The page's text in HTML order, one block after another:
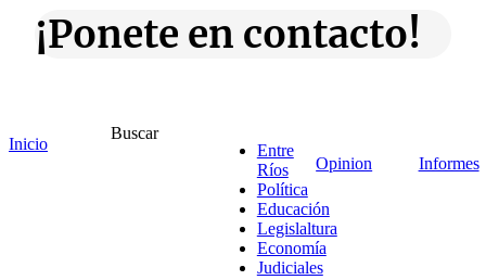
Inicio
Buscar
Entre
Ríos
Política
Educación
Legislaltura
Economía
Judiciales
Opinion Informes
¡Ponete en contacto!
Escribe aquí abajo lo que desees buscar
luego presiona el botón "buscar"
Buscar